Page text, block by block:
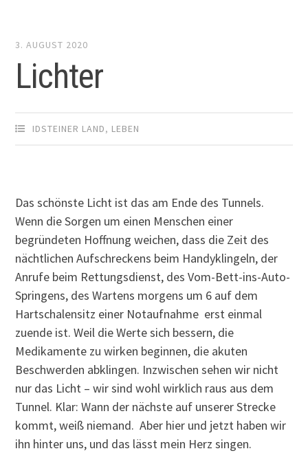
3. AUGUST 2020
Lichter
IDSTEINER LAND, LEBEN
Das schönste Licht ist das am Ende des Tunnels.
Wenn die Sorgen um einen Menschen einer
begründeten Hoffnung weichen, dass die Zeit des
nächtlichen Aufschreckens beim Handyklingeln, der
Anrufe beim Rettungsdienst, des Vom-Bett-ins-Auto-
Springens, des Wartens morgens um 6 auf dem
Hartschalensitz einer Notaufnahme erst einmal
zuende ist. Weil die Werte sich bessern, die
Medikamente zu wirken beginnen, die akuten
Beschwerden abklingen. Inzwischen sehen wir nicht
nur das Licht – wir sind wohl wirklich raus aus dem
Tunnel. Klar: Wann der nächste auf unserer Strecke
kommt, weiß niemand. Aber hier und jetzt haben wir
ihn hinter uns, und das lässt mein Herz singen.